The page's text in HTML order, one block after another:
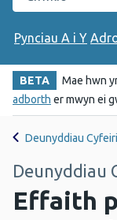
Pynciau A i Y
BETA
Mae hwn
adborth er mwyn ei
Deunyddiau
Deunyddiau
Effaith